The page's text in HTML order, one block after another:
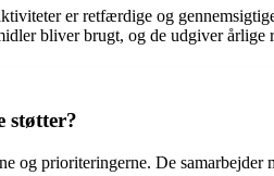
er retfærdige og
bliver brugt, og de udgiver årlige
støtter?
prioriteringerne. De